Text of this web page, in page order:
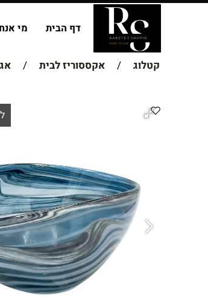
דף הבית מי
קטלוג / אקססוריז לבית /